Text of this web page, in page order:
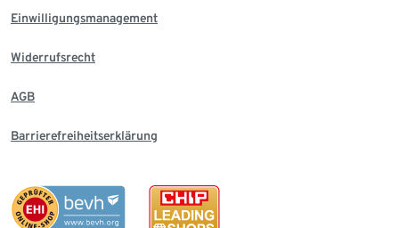
Einwilligungsmanagement
Widerrufsrecht
AGB
Barrierefreiheitserklärung